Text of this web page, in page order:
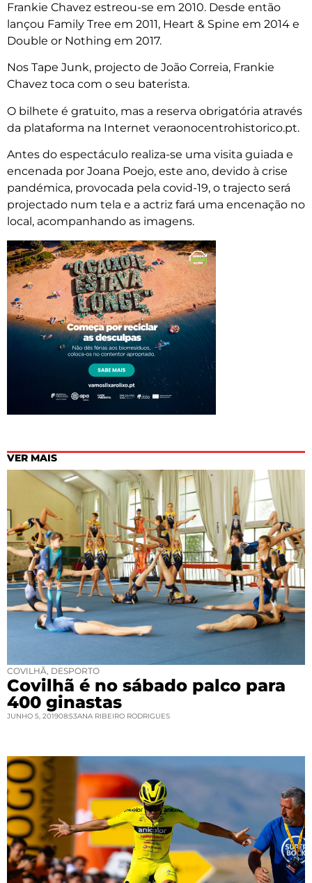
Frankie Chavez estreou-se em 2010. Desde então
lançou Family Tree em 2011, Heart & Spine em 2014 e
Double or Nothing em 2017.
Nos Tape Junk, projecto de João Correia, Frankie
Chavez toca com o seu baterista.
O bilhete é gratuito, mas a reserva obrigatória através
da plataforma na Internet veraonocentrohistorico.pt.
Antes do espectáculo realiza-se uma visita guiada e
encenada por Joana Poejo, este ano, devido à crise
pandémica, provocada pela covid-19, o trajecto será
projectado num tela e a actriz fará uma encenação no
local, acompanhando as imagens.
VER MAIS
COVILHÃ DESPORTO
Covilhã é no sábado palco para
400 ginastas
JUNHO 5, 201908:53ANA RIBEIRO RODRIGUES